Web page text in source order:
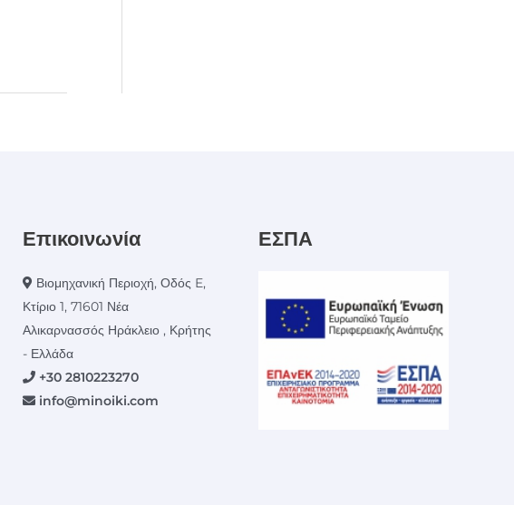
Επικοινωνία
Βιομηχανική Περιοχή, Οδός E,
Κτίριο 1, 71601 Νέα
Αλικαρνασσός Ηράκλειο , Κρήτης
- Ελλάδα
+30 2810223270
info@minoiki.com
ΕΣΠΑ